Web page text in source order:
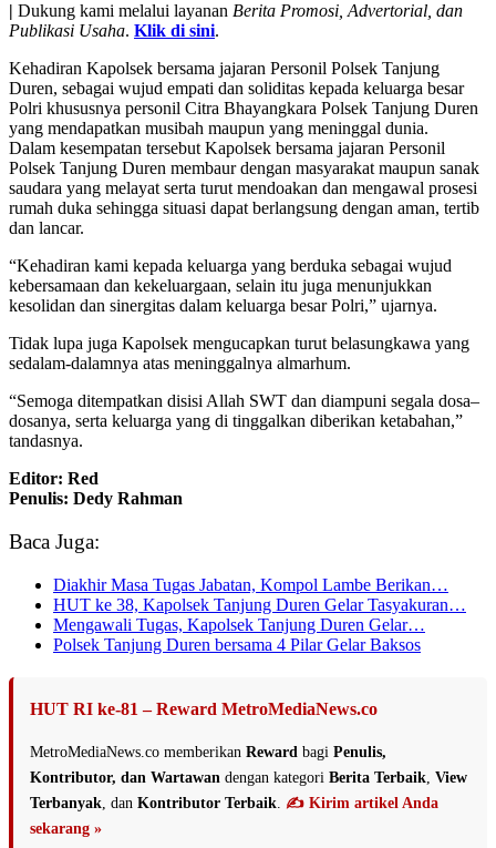
| Dukung kami melalui layanan Berita Promosi, Advertorial, dan
Publikasi Usaha. Klik di sini.
Kehadiran Kapolsek bersama jajaran Personil Polsek Tanjung
Duren, sebagai wujud empati dan soliditas kepada keluarga besar
Polri khususnya personil Citra Bhayangkara Polsek Tanjung Duren
yang mendapatkan musibah maupun yang meninggal dunia.
Dalam kesempatan tersebut Kapolsek bersama jajaran Personil
Polsek Tanjung Duren membaur dengan masyarakat maupun sanak
saudara yang melayat serta turut mendoakan dan mengawal prosesi
rumah duka sehingga situasi dapat berlangsung dengan aman, tertib
dan lancar.
“Kehadiran kami kepada keluarga yang berduka sebagai wujud
kebersamaan dan kekeluargaan, selain itu juga menunjukkan
kesolidan dan sinergitas dalam keluarga besar Polri,” ujarnya.
Tidak lupa juga Kapolsek mengucapkan turut belasungkawa yang
sedalam-dalamnya atas meninggalnya almarhum.
“Semoga ditempatkan disisi Allah SWT dan diampuni segala dosa–
dosanya, serta keluarga yang di tinggalkan diberikan ketabahan,”
tandasnya.
Editor: Red
Penulis: Dedy Rahman
Baca Juga:
Diakhir Masa Tugas Jabatan, Kompol Lambe Berikan…
HUT ke 38, Kapolsek Tanjung Duren Gelar Tasyakuran…
Mengawali Tugas, Kapolsek Tanjung Duren Gelar…
Polsek Tanjung Duren bersama 4 Pilar Gelar Baksos
HUT RI ke-81 – Reward MetroMediaNews.co
MetroMediaNews.co memberikan Reward bagi Penulis,
Kontributor, dan Wartawan dengan kategori Berita Terbaik View
Terbanyak , dan Kontributor Terbaik ✍️ Kirim artikel Anda
sekarang »